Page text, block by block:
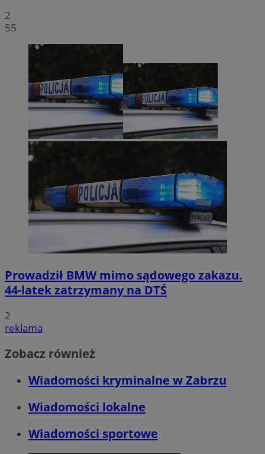
2
55
Prowadził BMW mimo sądowego zakazu.
44-latek zatrzymany na DTŚ
2
reklama
Zobacz również
Wiadomości kryminalne w Zabrzu
Wiadomości lokalne
Wiadomości sportowe